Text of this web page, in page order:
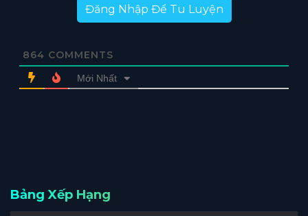
Đăng Nhập Để Tu Luyện
864 COMMENTS
Mới Nhất
Bảng Xếp Hạng